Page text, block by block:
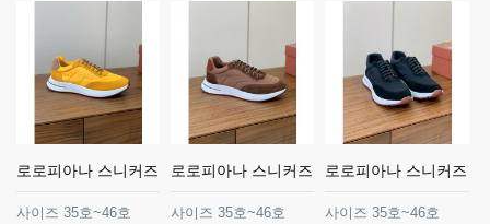
로로피아나 스니커즈
사이즈 35호~46호
로로피아나 스니커즈
사이즈 35호~46호
로로피아나 스니커즈
사이즈 35호~46호